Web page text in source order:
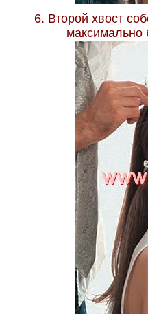
6. Второй хвост
максимально